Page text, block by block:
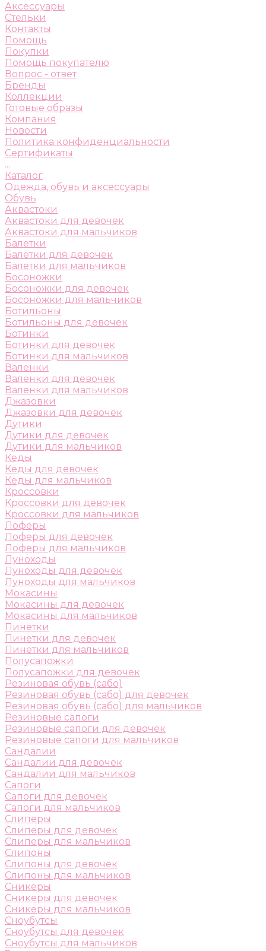
Аксессуары
Стельки
Контакты
Помощь
Покупки
Помощь покупателю
Вопрос - ответ
Бренды
Коллекции
Готовые образы
Компания
Новости
Политика конфиденциальности
Сертификаты
...
Каталог
Одежда, обувь и аксессуары
Обувь
Аквастоки
Аквастоки для девочек
Аквастоки для мальчиков
Балетки
Балетки для девочек
Балетки для мальчиков
Босоножки
Босоножки для девочек
Босоножки для мальчиков
Ботильоны
Ботильоны для девочек
Ботинки
Ботинки для девочек
Ботинки для мальчиков
Валенки
Валенки для девочек
Валенки для мальчиков
Джазовки
Джазовки для девочек
Дутики
Дутики для девочек
Дутики для мальчиков
Кеды
Кеды для девочек
Кеды для мальчиков
Кроссовки
Кроссовки для девочек
Кроссовки для мальчиков
Лоферы
Лоферы для девочек
Лоферы для мальчиков
Луноходы
Луноходы для девочек
Луноходы для мальчиков
Мокасины
Мокасины для девочек
Мокасины для мальчиков
Пинетки
Пинетки для девочек
Пинетки для мальчиков
Полусапожки
Полусапожки для девочек
Резиновая обувь (сабо)
Резиновая обувь (сабо) для девочек
Резиновая обувь (сабо) для мальчиков
Резиновые сапоги
Резиновые сапоги для девочек
Резиновые сапоги для мальчиков
Сандалии
Сандалии для девочек
Сандалии для мальчиков
Сапоги
Сапоги для девочек
Сапоги для мальчиков
Слиперы
Слиперы для девочек
Слиперы для мальчиков
Слипоны
Слипоны для девочек
Слипоны для мальчиков
Сникеры
Сникеры для девочек
Сникеры для мальчиков
Сноубутсы
Сноубутсы для девочек
Сноубутсы для мальчиков